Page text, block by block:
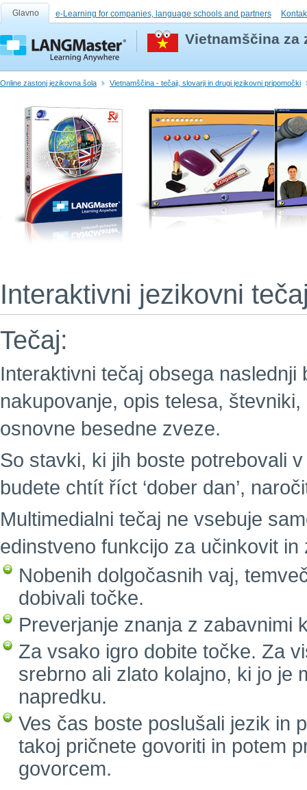
Glavno e-Learning for companies, language schools and partners
Vietnamščina za
Online zastonj jezikovna šola Vietnamščina - tečaji, slovarji in drugi jezikovni pripomočki
Interaktivni jezikovni
Tečaj:
Interaktivni tečaj obsega
nakupovanje, opis telesa,
osnovne besedne zveze.
So stavki, ki jih boste potrebovali
budete chtít říct ‘dober dan’,
Multimedialni tečaj ne vsebuje
edinstveno funkcijo za učinkovit in
Nobenih dolgočasnih vaj,
dobivali točke.
Preverjanje znanja z zabavnimi
Za vsako igro dobite točke. Za
srebrno ali zlato kolajno, ki jo je
napredku.
Ves čas boste poslušali jezik in
takoj pričnete govoriti in potem
govorcem.